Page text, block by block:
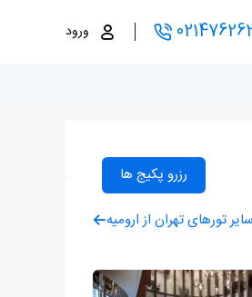
ورود
رزرو پکیج ها
سایر تورهای تهران از ارومیه